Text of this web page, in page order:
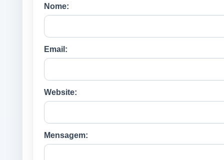
Nome:
Email:
Website:
Mensagem: